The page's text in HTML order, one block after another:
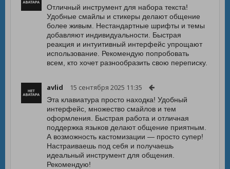
Отличный инструмент для набора текста!
Удобные смайлы и стикеры делают общение
более живым. Нестандартные шрифты и темы
добавляют индивидуальности. Быстрая
реакция и интуитивный интерфейс упрощают
использование. Рекомендую попробовать
всем, кто хочет разнообразить свою переписку.
avlid 15 сентября 2025 11:35
Эта клавиатура просто находка! Удобный
интерфейс, множество смайлов и тем
оформления. Быстрая работа и отличная
поддержка языков делают общение приятным.
А возможность кастомизации — просто супер!
Настраиваешь под себя и получаешь
идеальный инструмент для общения.
Рекомендую!